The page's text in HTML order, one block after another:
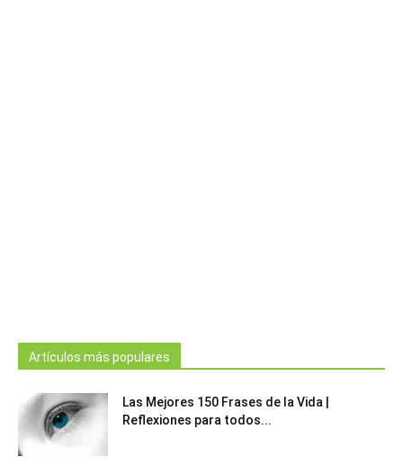
Artículos más populares
Las Mejores 150 Frases de la Vida |
Reflexiones para todos...